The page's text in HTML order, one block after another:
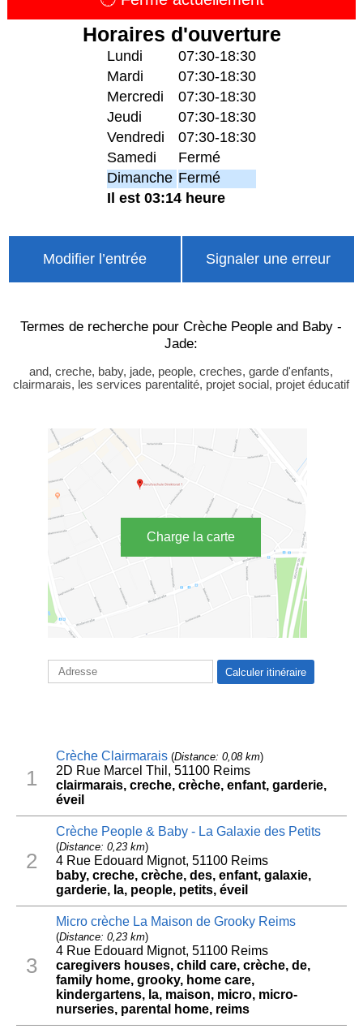
Horaires d'ouverture
Lundi
07:30-18:30
Mardi
07:30-18:30
Mercredi
07:30-18:30
Jeudi
07:30-18:30
Vendredi
07:30-18:30
Samedi
Fermé
Dimanche Fermé
Il est 03:14 heure
Modifier l’entrée Signaler une erreur
Termes de recherche pour Crèche People and Baby -
Jade:
and, creche, baby, jade, people, creches, garde d'enfants,
clairmarais, les services parentalité, projet social, projet éducatif
Charge la carte
1
Crèche Clairmarais(Distance: 0,08 km)
2D Rue Marcel Thil, 51100 Reims
clairmarais, creche, crèche, enfant, garderie,
éveil
2
Crèche People & Baby - La Galaxie des Petits
(Distance: 0,23 km)
4 Rue Edouard Mignot, 51100 Reims
baby, creche, crèche, des, enfant, galaxie,
garderie, la, people, petits, éveil
3
Micro crèche La Maison de Grooky Reims
(Distance: 0,23 km)
4 Rue Edouard Mignot, 51100 Reims
caregivers houses, child care, crèche, de,
family home, grooky, home care,
kindergartens, la, maison, micro, micro-
nurseries, parental home, reims